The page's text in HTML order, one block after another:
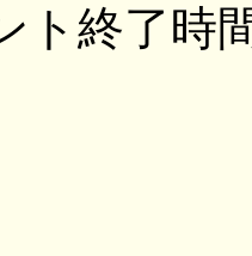
ト終了時